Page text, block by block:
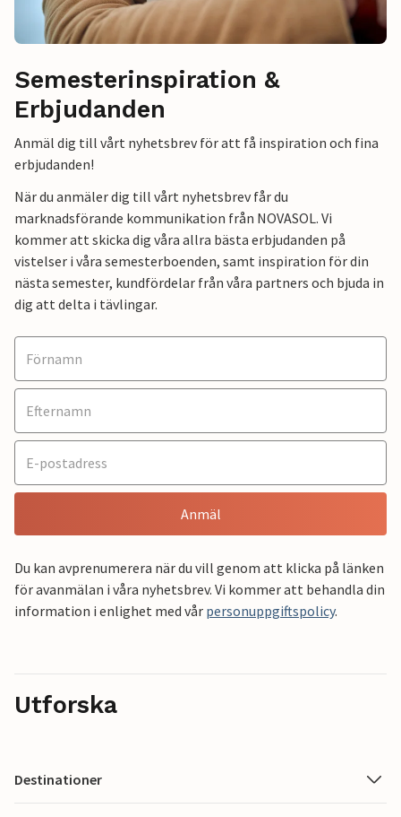
Semesterinspiration &
Erbjudanden
Anmäl dig till vårt nyhetsbrev för att få inspiration och fina
erbjudanden!
När du anmäler dig till vårt nyhetsbrev får du
marknadsförande kommunikation från NOVASOL. Vi
kommer att skicka dig våra allra bästa erbjudanden på
vistelser i våra semesterboenden, samt inspiration för din
nästa semester, kundfördelar från våra partners och bjuda in
dig att delta i tävlingar.
Anmäl
Du kan avprenumerera när du vill genom att klicka på länken
för avanmälan i våra nyhetsbrev. Vi kommer att behandla din
information i enlighet med vår personuppgiftspolicy.
Utforska
Destinationer